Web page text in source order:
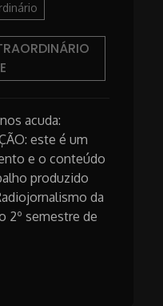
acuda:
este é um
e o conteúdo
produzido
da
2º semestre de